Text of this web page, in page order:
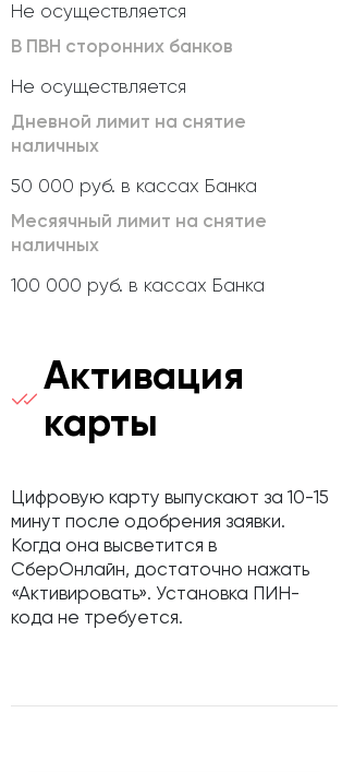
Не осуществляется
В ПВН сторонних банков
Не осуществляется
Дневной лимит на снятие
наличных
50 000 руб. в кассах Банка
Месяячный лимит на снятие
наличных
100 000 руб. в кассах Банка
Активация
карты
Цифровую карту выпускают за 10-15
минут после одобрения заявки.
Когда она высветится в
СберОнлайн, достаточно нажать
«Активировать». Установка ПИН-
кода не требуется.